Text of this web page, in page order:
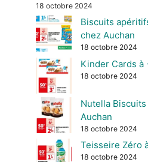
18 octobre 2024
Biscuits
chez Auchan
18 octobre 2024
Kinder Cards à
18 octobre 2024
Nutella
Auchan
18 octobre 2024
Teisseire Zéro
18 octobre 2024